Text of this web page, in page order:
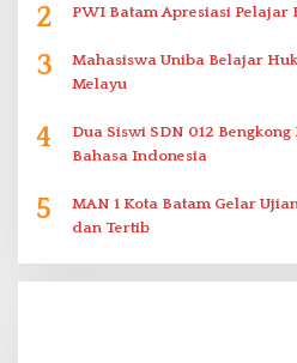
2 PWI Batam Apresiasi Pelajar
3
Mahasiswa Uniba Belajar
Melayu
4
Dua Siswi SDN 012
Bahasa Indonesia
5
MAN 1 Kota Batam Gelar
dan Tertib